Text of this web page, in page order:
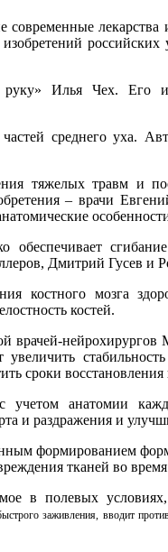
Илья Чех. Его
среднего уха.
тяжелых травм и
– врачи
обеспечивает
Дмитрий Гусев и
костного мозга
костей.
нейрохирургов
сроки восстановления
учетом анатомии
и раздражения и
формированием
тканей во
в полевых
заживления, вводит